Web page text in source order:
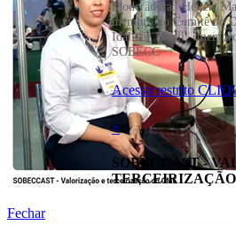
Moderadora: Hellen
membro do Comitê de
Idalina Brasil,
SOBECC
Acesso restrito
×
SOBECCAST -
Fechar